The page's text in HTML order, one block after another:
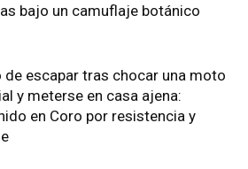
bajo un camuflaje botánico
de escapar tras chocar una moto
y meterse en casa ajena:
en Coro por resistencia y